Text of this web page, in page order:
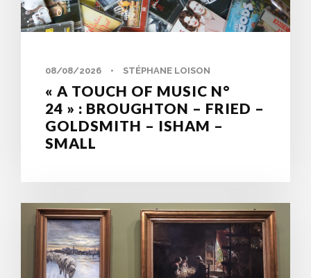
0
08/08/2026 • STÉPHANE LOISON
« A TOUCH OF MUSIC N°
24 » : BROUGHTON – FRIED –
GOLDSMITH – ISHAM –
SMALL